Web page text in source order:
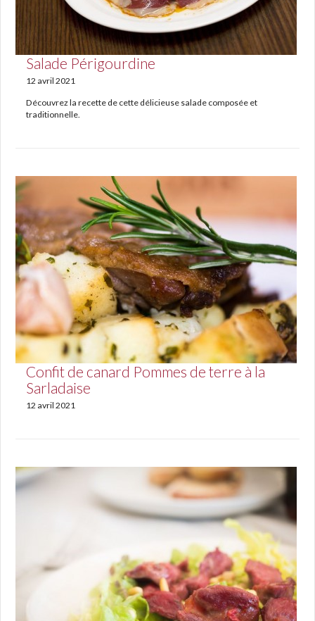
Salade Périgourdine
12 avril 2021
Découvrez la recette de cette délicieuse salade composée et
traditionnelle.
Confit de canard Pommes de terre à la
Sarladaise
12 avril 2021